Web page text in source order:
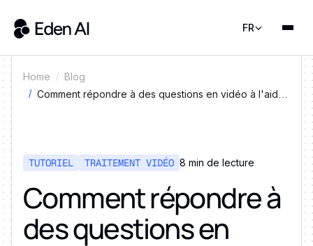
FR
Home
Blog
Comment répondre à des questions en vidéo à l'aide
TUTORIEL TRAITEMENT VIDÉO 8 min de lecture
Comment répondre à
des questions en